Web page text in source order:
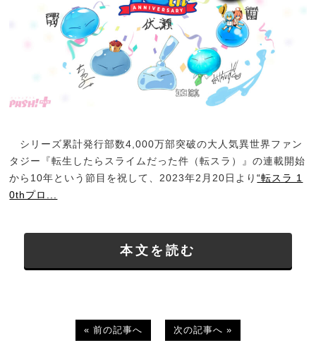
シリーズ累計発行部数4,000万部突破の大人気異世界ファン
タジー『転生したらスライムだった件（転スラ）』の連載開始
から10年という節目を祝して、2023年2月20日より“転スラ 1
0thプロ...
本文を読む
« 前の記事へ 次の記事へ »